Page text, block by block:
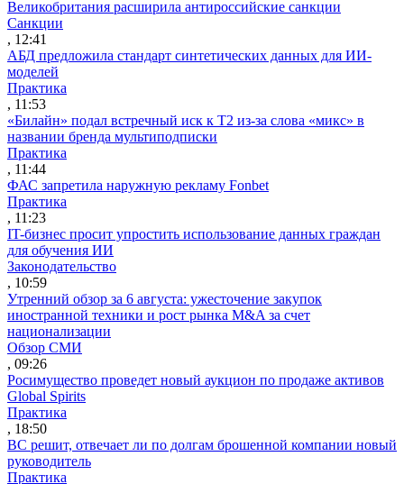
Великобритания расширила антироссийские санкции
Санкции
, 12:41
АБД предложила стандарт синтетических данных для ИИ-
моделей
Практика
, 11:53
«Билайн» подал встречный иск к Т2 из-за слова «микс» в
названии бренда мультиподписки
Практика
, 11:44
ФАС запретила наружную рекламу Fonbet
Практика
, 11:23
IT-бизнес просит упростить использование данных граждан
для обучения ИИ
Законодательство
, 10:59
Утренний обзор за 6 августа: ужесточение закупок
иностранной техники и рост рынка M&A за счет
национализации
Обзор СМИ
, 09:26
Росимущество проведет новый аукцион по продаже активов
Global Spirits
Практика
, 18:50
ВС решит, отвечает ли по долгам брошенной компании новый
руководитель
Практика